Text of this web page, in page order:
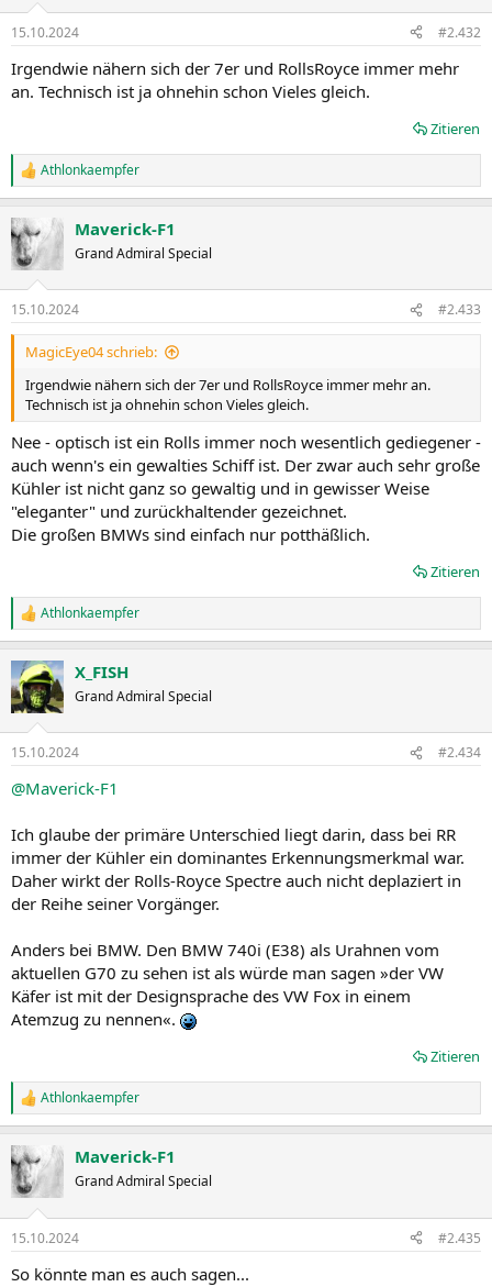
e
:
15.10.2024 #2.432
Irgendwie nähern sich der 7er und RollsRoyce immer mehr
an. Technisch ist ja ohnehin schon Vieles gleich.
Zitieren
R
e
k
t
i
e
n
Athlonkaempfer
Maverick-F1
Grand Admiral Special
15.10.2024 #2.433
MagicEye04 schrieb:
Irgendwie nähern sich der 7er und RollsRoyce immer mehr an.
Technisch ist ja ohnehin schon Vieles gleich.
Nee - optisch ist ein Rolls immer noch wesentlich gediegener -
auch wenn's ein gewalties Schiff ist. Der zwar auch sehr große
Kühler ist nicht ganz so gewaltig und in gewisser Weise
"eleganter" und zurückhaltender gezeichnet.
Die großen BMWs sind einfach nur potthäßlich.
Zitieren
R
e
k
t
i
e
:
Athlonkaempfer
X_FISH
Grand Admiral Special
15.10.2024 #2.434
@Maverick-F1
Ich glaube der primäre Unterschied liegt darin, dass bei RR
immer der Kühler ein dominantes Erkennungsmerkmal war.
Daher wirkt der Rolls-Royce Spectre auch nicht deplaziert in
der Reihe seiner Vorgänger.
Anders bei BMW. Den BMW 740i (E38) als Urahnen vom
aktuellen G70 zu sehen ist als würde man sagen »der VW
Käfer ist mit der Designsprache des VW Fox in einem
Atemzug zu nennen«.
Zitieren
R
e
k
t
i
e
:
Athlonkaempfer
Maverick-F1
Grand Admiral Special
15.10.2024 #2.435
So könnte man es auch sagen...